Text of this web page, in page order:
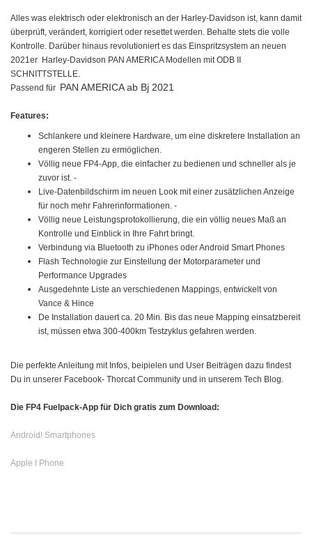
Alles was elektrisch oder elektronisch an der Harley-Davidson ist, kann damit
überprüft, verändert, korrigiert oder resettet werden. Behalte stets die volle
Kontrolle. Darüber hinaus revolutioniert es das Einspritzsystem an neuen
2021er Harley-Davidson PAN AMERICA Modellen mit ODB II
SCHNITTSTELLE.
Passend für PAN AMERICA ab Bj 2021
Features:
Schlankere und kleinere Hardware, um eine diskretere Installation an
engeren Stellen zu ermöglichen.
Völlig neue FP4-App, die einfacher zu bedienen und schneller als je
zuvor ist. -
Live-Datenbildschirm im neuen Look mit einer zusätzlichen Anzeige
für noch mehr Fahrerinformationen. -
Völlig neue Leistungsprotokollierung, die ein völlig neues Maß an
Kontrolle und Einblick in Ihre Fahrt bringt.
Verbindung via Bluetooth zu iPhones oder Android Smart Phones
Flash Technologie zur Einstellung der Motorparameter und
Performance Upgrades
Ausgedehnte Liste an verschiedenen Mappings, entwickelt von
Vance & Hince
De Installation dauert ca. 20 Min. Bis das neue Mapping einsatzbereit
ist, müssen etwa 300-400km Testzyklus gefahren werden.
Die perfekte Anleitung mit Infos, beipielen und User Beiträgen dazu findest
Du in unserer Facebook- Thorcat Community und in unserem Tech Blog.
Die FP4 Fuelpack-App für Dich gratis zum Download:
Android! Smartphones
Apple I Phone